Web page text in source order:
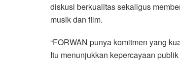
diskusi berkualitas sekaligus
musik dan film.
“FORWAN punya komitmen yang
Itu menunjukkan kepercayaan